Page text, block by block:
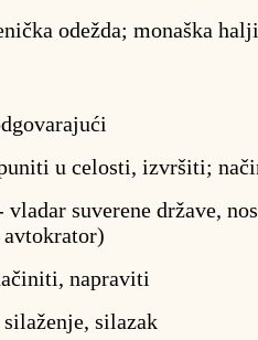
odežda; monaška
u celosti, izvršiti;
vladar suverene države,
napraviti
silazak